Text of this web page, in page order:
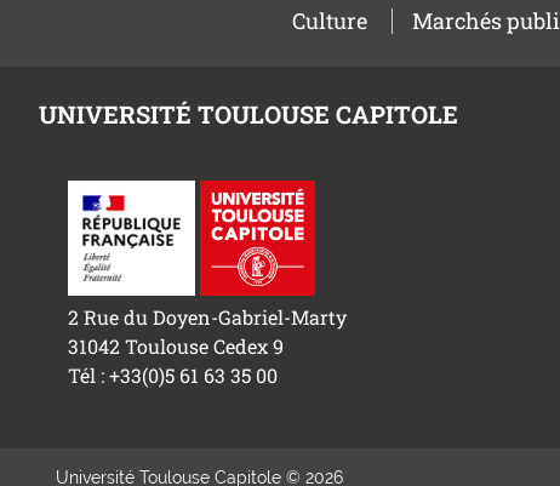
Culture Marchés
UNIVERSITÉ TOULOUSE CAPITOLE
2 Rue du Doyen-Gabriel-Marty
31042 Toulouse Cedex 9
Tél : +33(0)5 61 63 35 00
Université Toulouse Capitole © 2026